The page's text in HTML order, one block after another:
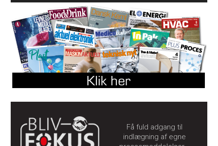
Få fuld adgang til
indlægning af egne